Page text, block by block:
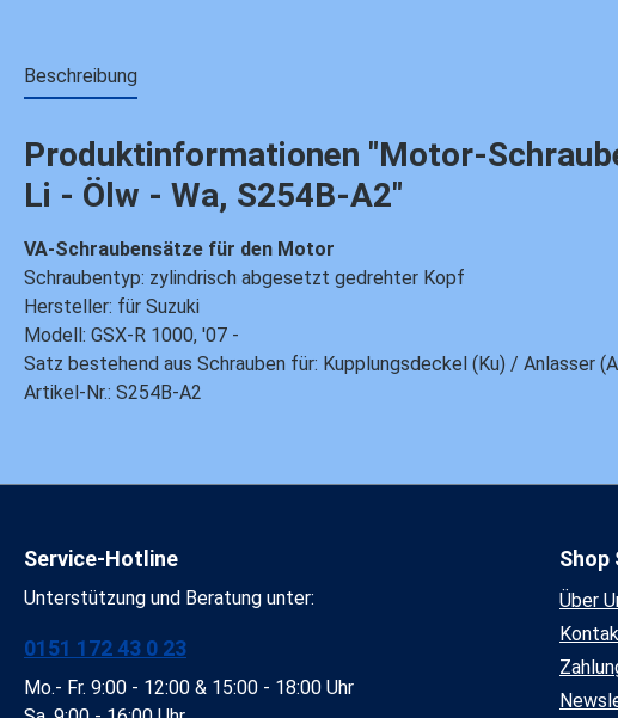
Beschreibung
Produktinformationen "Motor-
Li - Ölw - Wa, S254B-A2"
VA-Schraubensätze für den Motor
Schraubentyp: zylindrisch abgesetzt gedrehter Kopf
Hersteller: für Suzuki
Modell: GSX-R 1000, '07 -
Satz bestehend aus Schrauben für: Kupplungsdeckel (Ku) / Anlasser
Artikel-Nr.: S254B-A2
Service-Hotline
Unterstützung und Beratung unter:
0151 172 43 0 23
Mo.- Fr. 9:00 - 12:00 & 15:00 - 18:00 Uhr
Shop
Über